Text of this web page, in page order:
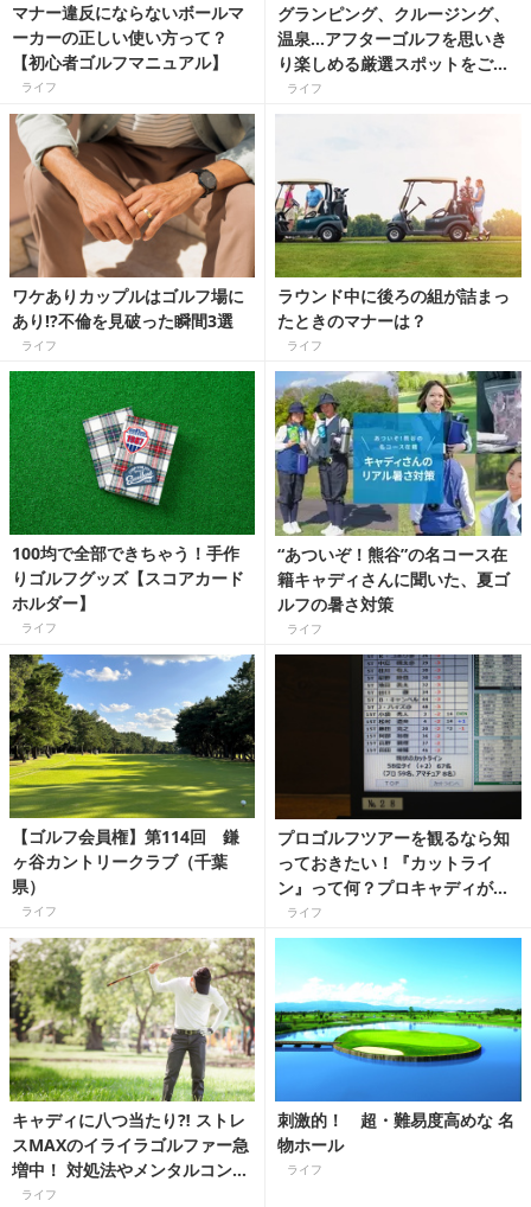
マナー違反にならないボールマ
ーカーの正しい使い方って？
【初心者ゴルフマニュアル】
ライフ
グランピング、クルージング、
温泉…アフターゴルフを思いき
り楽しめる厳選スポットをご紹
介♪
ライフ
ワケありカップルはゴルフ場に
あり!?不倫を見破った瞬間3選
ライフ
ラウンド中に後ろの組が詰まっ
たときのマナーは？
ライフ
100均で全部できちゃう！手作
りゴルフグッズ【スコアカード
ホルダー】
ライフ
“あついぞ！熊谷”の名コース在
籍キャディさんに聞いた、夏ゴ
ルフの暑さ対策
ライフ
【ゴルフ会員権】第114回 鎌
ヶ谷カントリークラブ（千葉
県）
ライフ
プロゴルフツアーを観るなら知
っておきたい！『カットライ
ン』って何？プロキャディが教
えます！
ライフ
キャディに八つ当たり⁈ ストレ
スMAXのイライラゴルファー急
増中！ 対処法やメンタルコント
ロール方法は？
ライフ
刺激的！ 超・難易度高めな 名
物ホール
ライフ